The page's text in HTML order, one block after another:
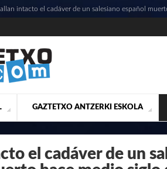
ACTUALIDAD CONTACTO
GAZTETXO ANTZERKI ESKOLA
PRESENTACIÓN MUSICALES
intacto el cadáver de un salesiano español
el cadáver de un